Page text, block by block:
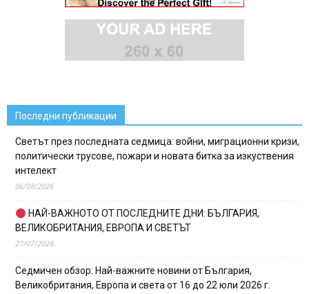
Последни публикации
Светът през последната седмица: войни, миграционни кризи,
политически трусове, пожари и новата битка за изкуствения
интелект
06/08/2026
НАЙ-ВАЖНОТО ОТ ПОСЛЕДНИТЕ ДНИ: БЪЛГАРИЯ,
ВЕЛИКОБРИТАНИЯ, ЕВРОПА И СВЕТЪТ
27/07/2026
Седмичен обзор: Най-важните новини от България,
Великобритания, Европа и света от 16 до 22 юли 2026 г.